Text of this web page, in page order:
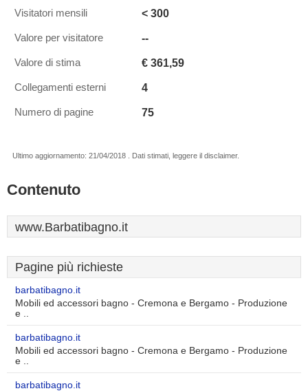
Visitatori mensili < 300
Valore per visitatore --
Valore di stima € 361,59
Collegamenti esterni 4
Numero di pagine 75
Ultimo aggiornamento: 21/04/2018 . Dati stimati, leggere il disclaimer.
Contenuto
www.Barbatibagno.it
Pagine più richieste
barbatibagno.it
Mobili ed accessori bagno - Cremona e Bergamo - Produzione
e ..
barbatibagno.it
Mobili ed accessori bagno - Cremona e Bergamo - Produzione
e ..
barbatibagno.it